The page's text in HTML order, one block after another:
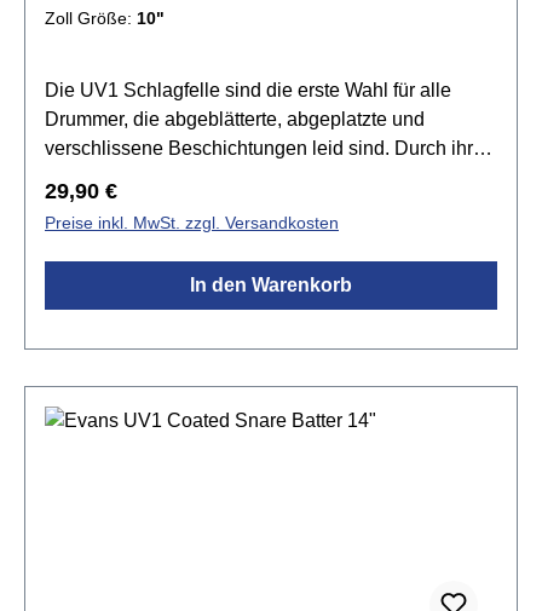
Zoll Größe: 10"
Die UV1 Schlagfelle sind die erste Wahl für alle
Drummer, die abgeblätterte, abgeplatzte und
verschlissene Beschichtungen leid sind. Durch ihre
gut für das Besenspiel geeignet. In Kombination mit
der Level 360 Technology™ bietet die UV1 Serie die
vielseitigsten und strapazierfähigsten 10 mil
Schlagfelle auf dem Markt.Spezifikationen:Größe:
einsetzbar sehr strapazierfähig Level 360
Regulärer Preis:
29,90 €
Preise inkl. MwSt. zzgl. Versandkosten
In den Warenkorb